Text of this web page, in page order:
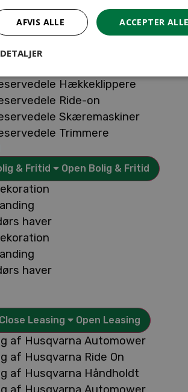
Løvblæsere
Motorsave
Plæneklippere
Hækkeklippere
Ride-on
Skæremaskiner
Trimmere
& Fritid
Open Bolig & Fritid
haver
haver
Close Leasing Open Leasing
af Husqvarna Automower
af Husqvarna Ride On
af Husqvarna Håndholdt
ACCEPTER
AFVIS ALLE